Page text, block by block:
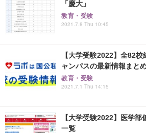
「慶大」
教育・受験
2021.7.8 Thu 10:45
【大学受験2022】全82
ャンパスの最新情報まと
教育・受験
2021.7.1 Thu 14:15
【大学受験2022】医学
一覧